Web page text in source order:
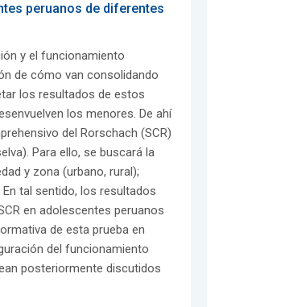
peruanos de diferentes
y el funcionamiento
de cómo van consolidando
los resultados de estos
los menores. De ahí
del Rorschach (SCR)
Para ello, se buscará la
y zona (urbano, rural);
tal sentido, los resultados
en adolescentes peruanos
de esta prueba en
del funcionamiento
posteriormente discutidos